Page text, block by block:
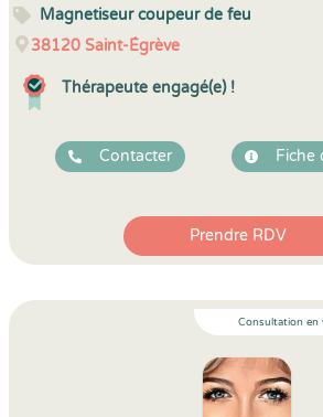
Magnetiseur coupeur de feu
38120 Saint-Égrève
Thérapeute engagé(e) !
Contacter Fiche
Prendre RDV
Consultation en